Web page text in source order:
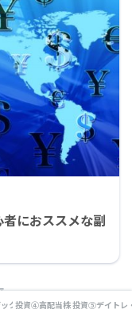
におススメな副
クス投資
投資④高配当株投資⑤デイトレ